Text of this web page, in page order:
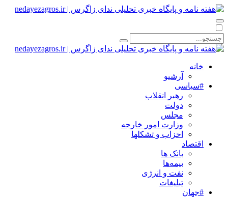
خانه
آرشیو
#سیاسی
رهبر انقلاب
دولت
مجلس
وزارت امور خارجه
احزاب و تشکلها
اقتصاد
بانک ها
بیمه‌ها
نفت و انرژی
تبلیغات
#جهان